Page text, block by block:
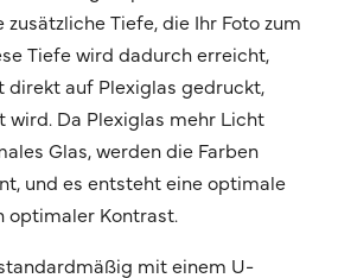
Tiefe, die Ihr Foto zum
Tiefe wird dadurch erreicht,
direkt auf Plexiglas gedruckt,
wird. Da Plexiglas mehr Licht
Glas, werden die Farben
und es entsteht eine optimale
optimaler Kontrast.
mit einem U-